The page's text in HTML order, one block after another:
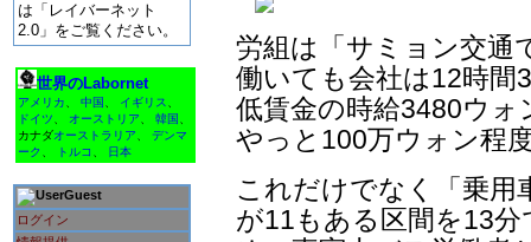
は「レイバーネット
2.0」をご覧ください。
世界のLabornet
アメリカ 中国 イギリス
ドイツ
オーストリア 韓国
カナダオーストラリア
デンマ
ーク
トルコ 日本
Guest
ログイン
労組は「サミョン交通
働いても会社は12時間
低賃金の時給3480ウ
やっと100万ウォン程
これだけでなく「乗用
が11もある区間を13